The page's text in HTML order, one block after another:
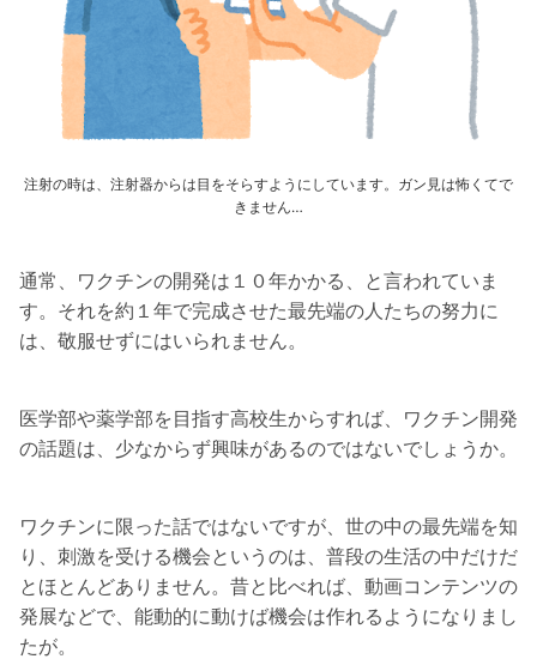
注射の時は、注射器からは目をそらすようにしています。ガン見は怖くてで
きません…
通常、ワクチンの開発は１０年かかる、と言われていま
す。それを約１年で完成させた最先端の人たちの努力に
は、敬服せずにはいられません。
医学部や薬学部を目指す高校生からすれば、ワクチン開発
の話題は、少なからず興味があるのではないでしょうか。
ワクチンに限った話ではないですが、世の中の最先端を知
り、刺激を受ける機会というのは、普段の生活の中だけだ
とほとんどありません。昔と比べれば、動画コンテンツの
発展などで、能動的に動けば機会は作れるようになりまし
たが。